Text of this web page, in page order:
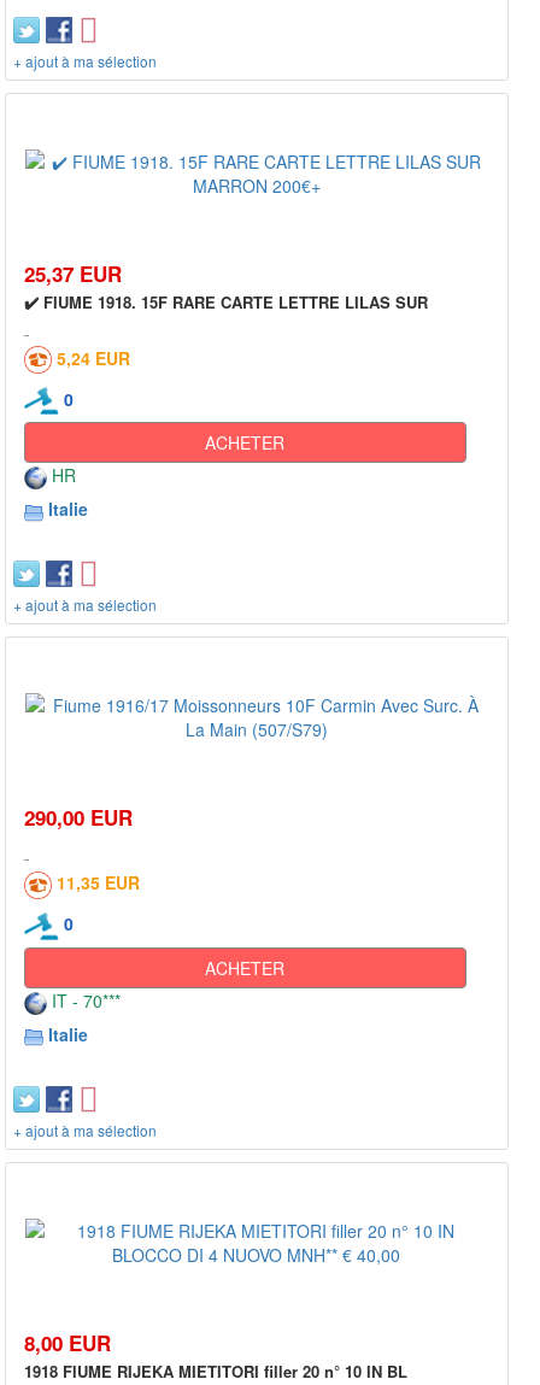
+ ajout à ma sélection
25,37 EUR
✔️ FIUME 1918. 15F RARE CARTE LETTRE LILAS SUR
5,24 EUR
0
ACHETER
HR
Italie
+ ajout à ma sélection
290,00 EUR
11,35 EUR
0
ACHETER
IT - 70***
Italie
+ ajout à ma sélection
8,00 EUR
1918 FIUME RIJEKA MIETITORI filler 20 n° 10 IN BL